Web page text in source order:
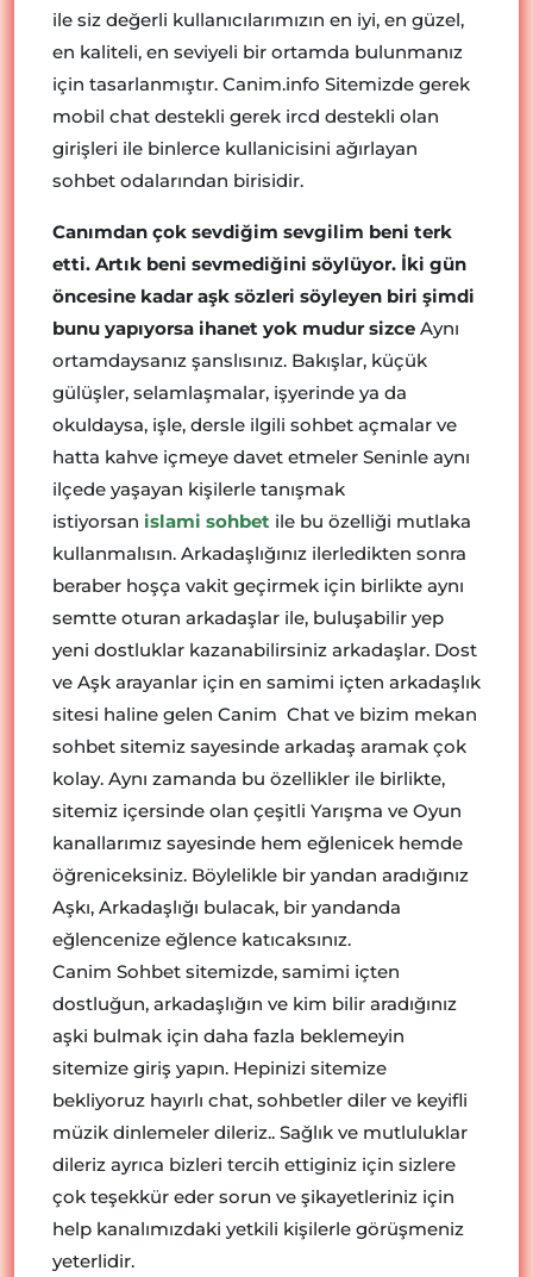
ile siz değerli kullanıcılarımızın en iyi, en güzel,
en kaliteli, en seviyeli bir ortamda bulunmanız
için tasarlanmıştır. Canim.info Sitemizde gerek
mobil chat destekli gerek ircd destekli olan
girişleri ile binlerce kullanicisini ağırlayan
sohbet odalarından birisidir.
Canımdan çok sevdiğim sevgilim beni terk
etti. Artık beni sevmediğini söylüyor. İki gün
öncesine kadar aşk sözleri söyleyen biri şimdi
bunu yapıyorsa ihanet yok mudur sizce Aynı
ortamdaysanız şanslısınız. Bakışlar, küçük
gülüşler, selamlaşmalar, işyerinde ya da
okuldaysa, işle, dersle ilgili sohbet açmalar ve
hatta kahve içmeye davet etmeler Seninle aynı
ilçede yaşayan kişilerle tanışmak
istiyorsan islami sohbet ile bu özelliği mutlaka
kullanmalısın. Arkadaşlığınız ilerledikten sonra
beraber hoşça vakit geçirmek için birlikte aynı
semtte oturan arkadaşlar ile, buluşabilir yep
yeni dostluklar kazanabilirsiniz arkadaşlar. Dost
ve Aşk arayanlar için en samimi içten arkadaşlık
sitesi haline gelen Canim Chat ve bizim mekan
sohbet sitemiz sayesinde arkadaş aramak çok
kolay. Aynı zamanda bu özellikler ile birlikte,
sitemiz içersinde olan çeşitli Yarışma ve Oyun
kanallarımız sayesinde hem eğlenicek hemde
öğreniceksiniz. Böylelikle bir yandan aradığınız
Aşkı, Arkadaşlığı bulacak, bir yandanda
eğlencenize eğlence katıcaksınız.
Canim Sohbet sitemizde, samimi içten
dostluğun, arkadaşlığın ve kim bilir aradığınız
aşki bulmak için daha fazla beklemeyin
sitemize giriş yapın. Hepinizi sitemize
bekliyoruz hayırlı chat, sohbetler diler ve keyifli
müzik dinlemeler dileriz.. Sağlık ve mutluluklar
dileriz ayrıca bizleri tercih ettiginiz için sizlere
çok teşekkür eder sorun ve şikayetleriniz için
help kanalımızdaki yetkili kişilerle görüşmeniz
yeterlidir.